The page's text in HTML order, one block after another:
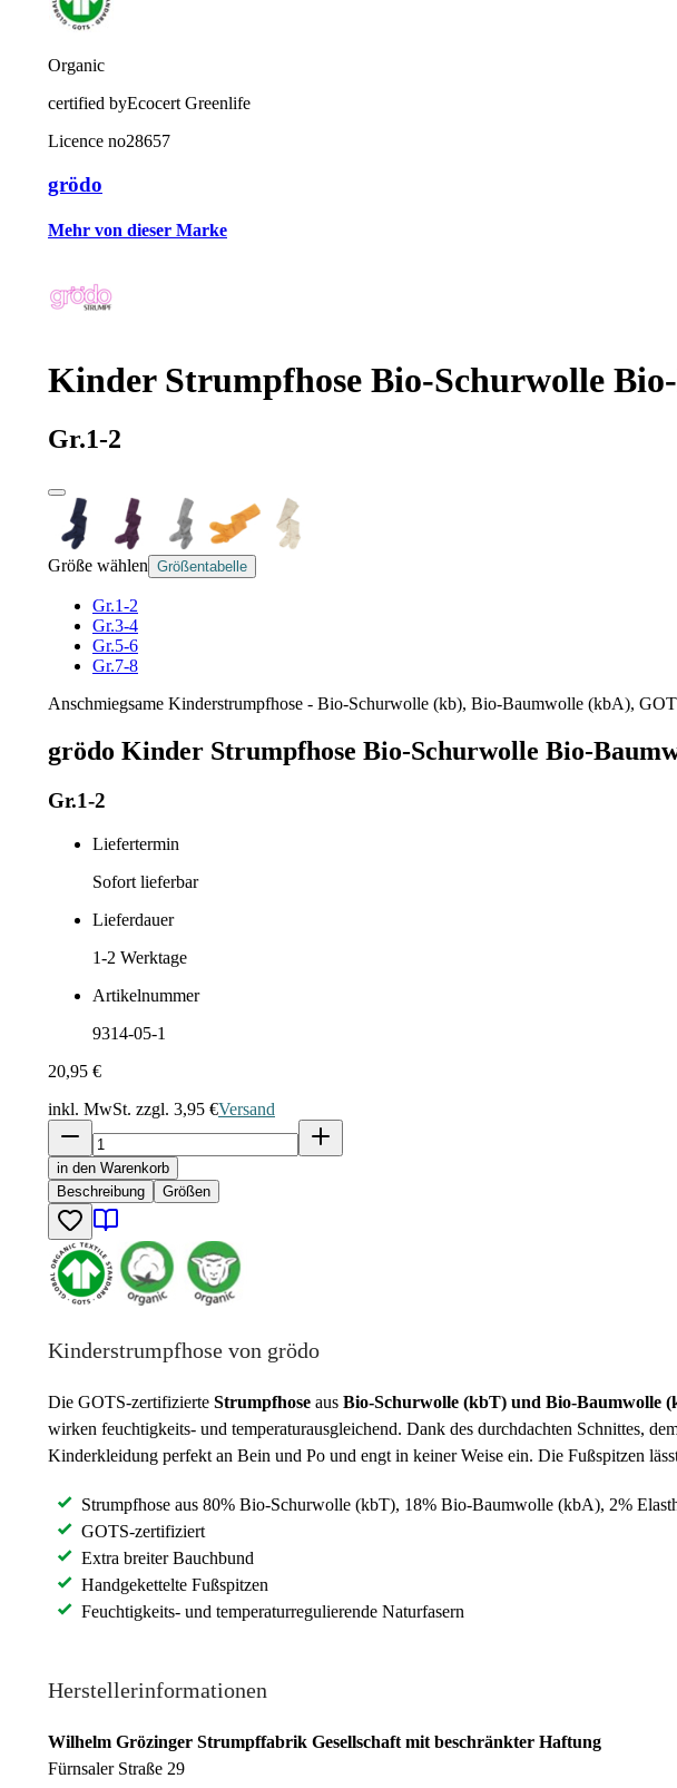
Organic
certified byEcocert Greenlife
Licence no28657
grödo
Mehr von dieser Marke
Kinder Strumpfhose Bio-Schurwolle
Gr.1-2
Größe wählen Größentabelle
Gr.1-2
Gr.3-4
Gr.5-6
Gr.7-8
Anschmiegsame Kinderstrumpfhose - Bio-Schurwolle (kb), Bio-Baumwolle (kbA),
grödo Kinder Strumpfhose Bio-Schurwolle Bio-
Gr.1-2
Liefertermin
Sofort lieferbar
Lieferdauer
1-2 Werktage
Artikelnummer
9314-05-1
20,95 €
inkl. MwSt. zzgl. 3,95 €Versand
in den Warenkorb
Beschreibung
Größen
Kinderstrumpfhose von grödo
Die GOTS-zertifizierte Strumpfhose aus Bio-Schurwolle (kbT) und Bio-Baumwolle
wirken feuchtigkeits- und temperaturausgleichend. Dank des durchdachten Schnittes,
Kinderkleidung perfekt an Bein und Po und engt in keiner Weise ein. Die Fußspitzen
Strumpfhose aus 80% Bio-Schurwolle (kbT), 18% Bio-Baumwolle (kbA), 2%
GOTS-zertifiziert
Extra breiter Bauchbund
Handgekettelte Fußspitzen
Feuchtigkeits- und temperaturregulierende Naturfasern
Herstellerinformationen
Wilhelm Grözinger Strumpffabrik Gesellschaft mit beschränkter Haftung
Fürnsaler Straße 29